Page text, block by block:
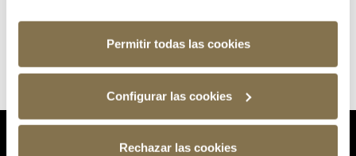
Permitir todas las cookies
Configurar las cookies
Rechazar las cookies